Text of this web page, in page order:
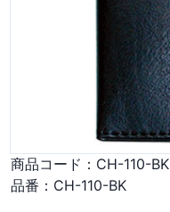
商品コード： CH-110-BK
品番： CH-110-BK